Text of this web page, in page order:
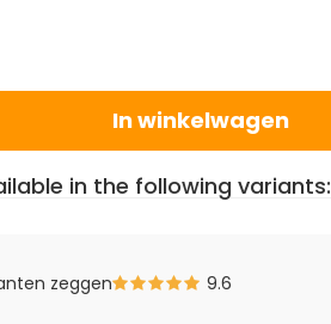
In winkelwagen
in the following variants:
zeggen 9.6